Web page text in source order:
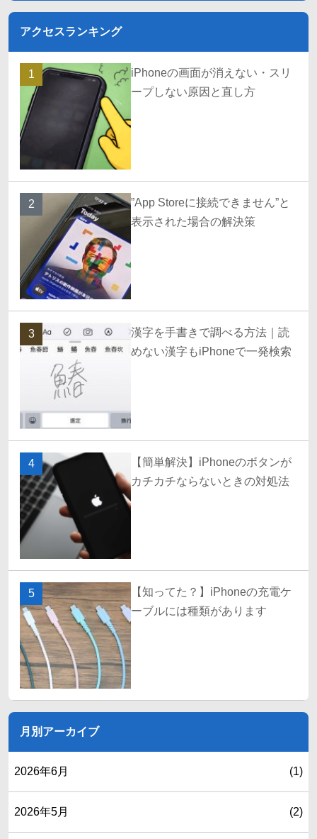
アクセスランキング
1
iPhoneの画面が消えない・スリ
ープしない原因と直し方
2
”App Storeに接続できません”と
表示された場合の解決策
3
漢字を手書きで調べる方法｜読
めない漢字もiPhoneで一発検索
4
【簡単解決】iPhoneのボタンが
カチカチならないときの対処法
5
【知ってた？】iPhoneの充電ケ
ーブルには種類があります
月別アーカイブ
2026年6月 (1)
2026年5月 (2)